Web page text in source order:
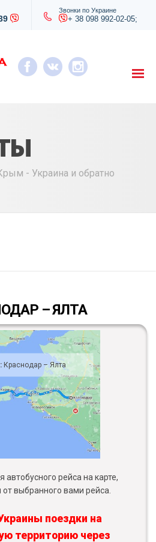
Звонки по Украине
+ 38 098 992-02-05;
- Украина и обратно
– ЯЛТА
Краснодар – Ялта
рейса на карте,
выбранного вами рейса.
поездки на
территорию через